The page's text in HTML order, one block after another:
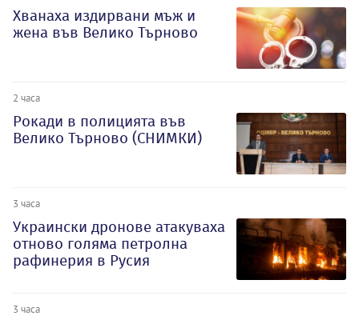
Хванаха издирвани мъж и
жена във Велико Търново
2 часа
Рокади в полицията във
Велико Търново (СНИМКИ)
3 часа
Украински дронове атакуваха
отново голяма петролна
рафинерия в Русия
3 часа